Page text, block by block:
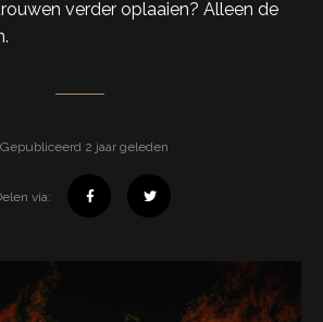
verder oplaaien? Alleen de
Gepubliceerd 2 jaar geleden
via: